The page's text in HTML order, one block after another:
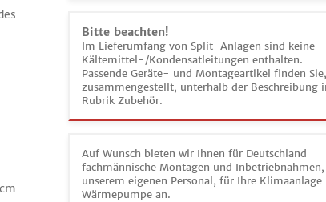
Bitte beachten!
Im Lieferumfang von Split-Anlagen sind keine
Kältemittel-/Kondensatleitungen enthalten.
Passende Geräte- und Montageartikel finden
zusammengestellt, unterhalb der Beschreibung
Rubrik Zubehör.
Auf Wunsch bieten wir Ihnen für Deutschland
fachmännische Montagen und
unserem eigenen Personal, für Ihre Klimaanlage
Wärmepumpe an.